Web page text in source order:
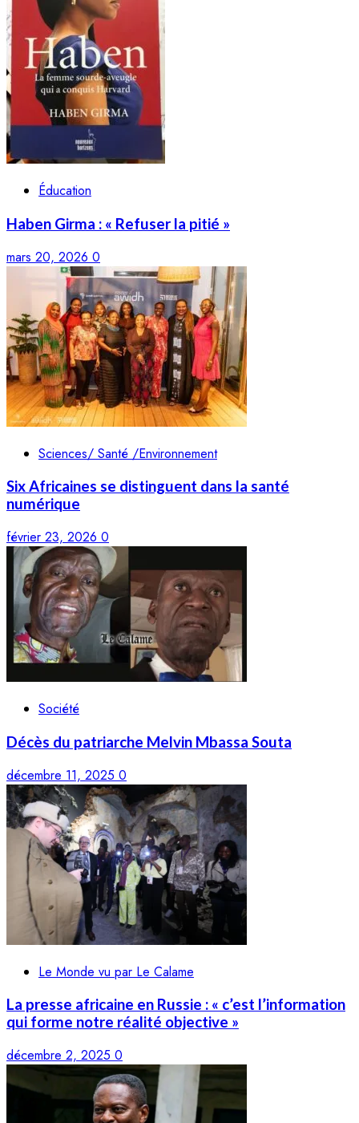
Éducation
Haben Girma : « Refuser la pitié »
mars 20, 2026 0
Sciences/ Santé /Environnement
Six Africaines se distinguent dans la santé
numérique
février 23, 2026 0
Société
Décès du patriarche Melvin Mbassa Souta
décembre 11, 2025 0
Le Monde vu par Le Calame
La presse africaine en Russie : « c’est l’information
qui forme notre réalité objective »
décembre 2, 2025 0